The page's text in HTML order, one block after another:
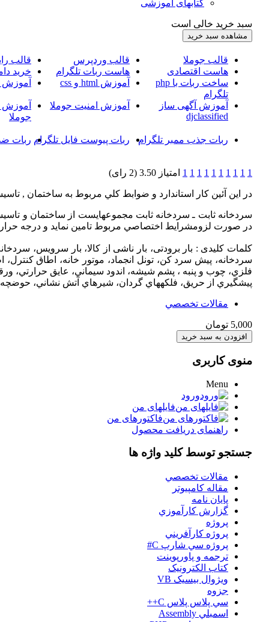
کتابهای آموزشی
سبد خرید خالی است
قالب جوملا قالب وردپرس قالب
هاست اقتصادی
هاست ربات تلگرام خرید
ساخت ربات با php
تلگرام
آموزش html و css آموزش php
آموزش آگهی ساز
djclassified
آموزش امنیت جوملا
جوملا
ربات جذب ممبر تلگرام
ربات پیوست فایل تلگرام ربات
1
1
1
1
1
1
1
1
1
1 امتیاز 3.50 (2 رای)
در اين آئين كار استاندارد و ضوابط كلي مربوط به ساختمان ,
سردخانه ثابت ـ سردخانه ثابت مجموعه‏ايست از ساختمان و
در صورت لزوم‏شرايط اختصاصي مربوط تامين نمايد و درجه
کلمات کلیدی : بار برودتی، بار ناشی از کالا، بار سرویس،
سردخانه، پيش سرد كن، تونل انجماد، موتور خانه، اطاق
فلزي، چوب و پنبه ، پشم شيشه، اندود سيماني، عايق حرارتي،
پيشگيري از حريق، فلكه‏هاي گردان، شيرهاي آتش نشاني،
مقالات تخصصي
5,000 تومان
منوی کاربری
Menu
ورود
فایلهای من
فاکتورهای من
راهنمای دریافت محصول
جستجو توسط کلید واژه ها
مقالات تخصصي
مقاله کامپیوتر
پایان نامه
گزارش کارآموزي
پروژه
پروژه کارآفريني
پروژه سي شارپ C#
ترجمه و پاورپوينت
کتاب الکترونيک
ويژوال بيسيک VB
جزوه
سي پلاس پلاس C++
اسمبلي Assembly